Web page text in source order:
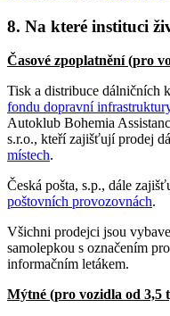
8. Na které instituci
Časové zpoplatnění (pro
Tisk a distribuce dálničních
fondu dopravní
Autoklub Bohemia
s.r.o., kteří zajišťují prodej
místech.
Česká pošta, s.p., dále
poštovních provozovnách.
Všichni prodejci jsou
samolepkou s označením
informačním letákem.
Mýtné (pro vozidla od 3,5